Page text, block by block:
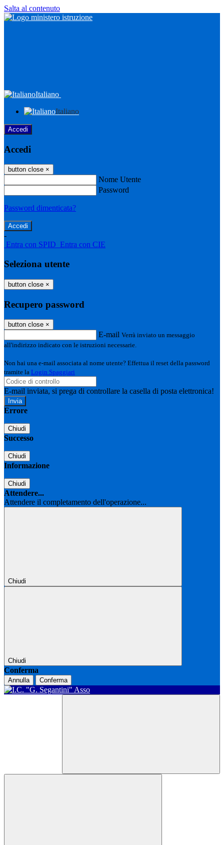
Salta al contenuto
Italiano
Italiano
Accedi
Accedi
button close ×
Nome Utente
Password
Password dimenticata?
-
Entra con SPID Entra con CIE
Seleziona utente
button close ×
Recupero password
button close ×
E-mail Verrà inviato un messaggio
all'indirizzo indicato con le istruzioni necessarie.
Non hai una e-mail associata al nome utente? Effettua il reset della password
tramite la Login Spaggiari
E-mail inviata, si prega di controllare la casella di posta elettronica!
Errore
Chiudi
Successo
Chiudi
Informazione
Chiudi
Attendere...
Attendere il completamento dell'operazione...
Chiudi
Chiudi
Conferma
Annulla Conferma